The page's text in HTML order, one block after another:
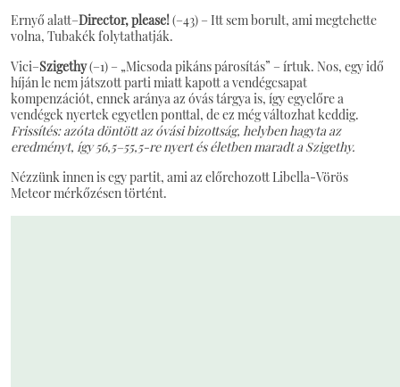
Ernyő alatt–Director, please!(–43) – Itt sem borult, ami megtehette
volna, Tubakék folytathatják.
Vici–Szigethy(–1) – „Micsoda pikáns párosítás” – írtuk. Nos, egy idő
híján le nem játszott parti miatt kapott a vendégcsapat
kompenzációt, ennek aránya az óvás tárgya is, így egyelőre a
vendégek nyertek egyetlen ponttal, de ez még változhat keddig.
Frissítés: azóta döntött az óvási bizottság, helyben hagyta az
eredményt, így 56,5–55,5-re nyert és életben maradt a Szigethy.
Nézzünk innen is egy partit, ami az előrehozott Libella-Vörös
Meteor mérkőzésen történt.